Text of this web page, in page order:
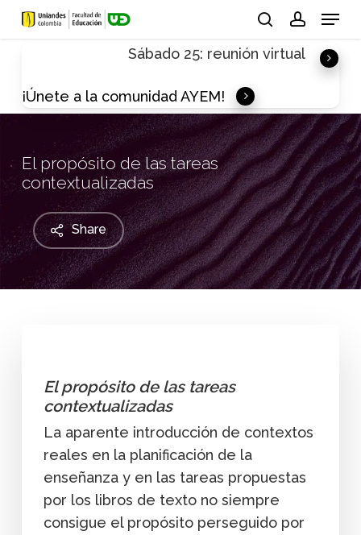
Skip
Menu
Sábado 25: reunión virtual
¡Únete a la comunidad AYEM!
El propósito de las tareas
contextualizadas
Share
El propósito de las tareas
contextualizadas
La aparente introducción de contextos
reales en la planificación de la
enseñanza y en las tareas propuestas
por los libros de texto no siempre
consigue el propósito perseguido por